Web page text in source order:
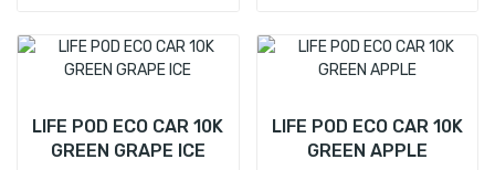
LIFE POD ECO CAR 10K
GREEN GRAPE ICE
LIFE POD ECO CAR 10K
GREEN APPLE